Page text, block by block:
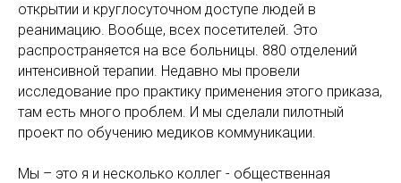
открытии и круглосуточном доступе людей в
реанимацию. Вообще, всех посетителей. Это
распространяется на все больницы. 880 отделений
интенсивной терапии. Недавно мы провели
исследование про практику применения этого приказа,
там есть много проблем. И мы сделали пилотный
проект по обучению медиков коммуникации.
Мы – это я и несколько коллег - общественная